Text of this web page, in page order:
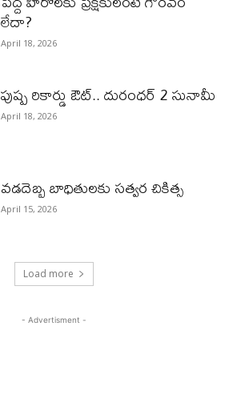
లేదా?
April 18, 2026
పుష్ప రికార్డు ఔట్‌.. దురంధ‌ర్ 2 సునామీ
April 18, 2026
వడదెబ్బ బాధితులకు సత్వర చికిత్స
April 15, 2026
Load more
- Advertisment -